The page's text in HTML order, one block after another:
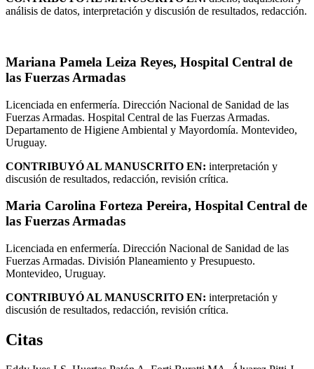
análisis de datos, interpretación y discusión de resultados, redacción.
Mariana Pamela Leiza Reyes, Hospital Central de
las Fuerzas Armadas
Licenciada en enfermería. Dirección Nacional de Sanidad de las
Fuerzas Armadas. Hospital Central de las Fuerzas Armadas.
Departamento de Higiene Ambiental y Mayordomía. Montevideo,
Uruguay.
CONTRIBUYÓ AL MANUSCRITO EN: interpretación y
discusión de resultados, redacción, revisión crítica.
Maria Carolina Forteza Pereira, Hospital Central de
las Fuerzas Armadas
Licenciada en enfermería. Dirección Nacional de Sanidad de las
Fuerzas Armadas. División Planeamiento y Presupuesto.
Montevideo, Uruguay.
CONTRIBUYÓ AL MANUSCRITO EN: interpretación y
discusión de resultados, redacción, revisión crítica.
Citas